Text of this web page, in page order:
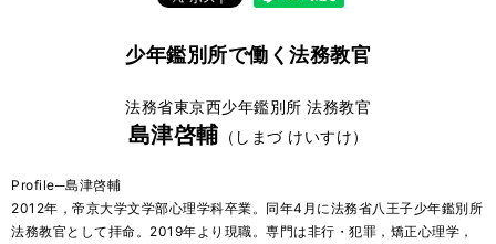
少年鑑別所で働く法務教官
法務省東京西少年鑑別所 法務教官
島津啓輔 （しまづ けいすけ）
Profile─島津啓輔
2012年，帝京大学文学部心理学科卒業。同年4月に法務省八王子少年鑑別所
法務教官として拝命。2019年より現職。専門は非行・犯罪，矯正心理学，